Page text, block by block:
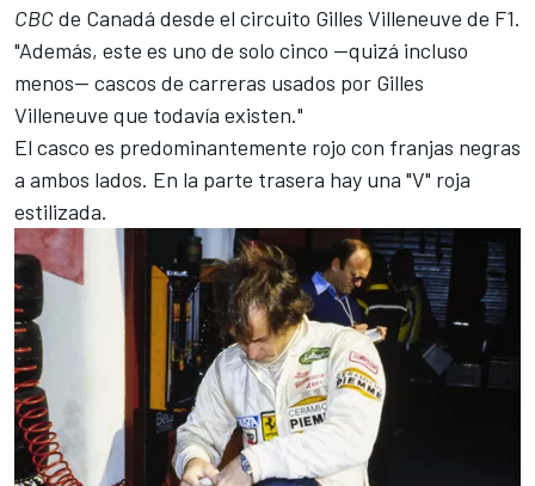
CBCde Canadá desde el circuito Gilles Villeneuve de F1.
"Además, este es uno de solo cinco —quizá incluso
menos— cascos de carreras usados por Gilles
Villeneuve que todavía existen."
El casco es predominantemente rojo con franjas negras
a ambos lados. En la parte trasera hay una "V" roja
estilizada.